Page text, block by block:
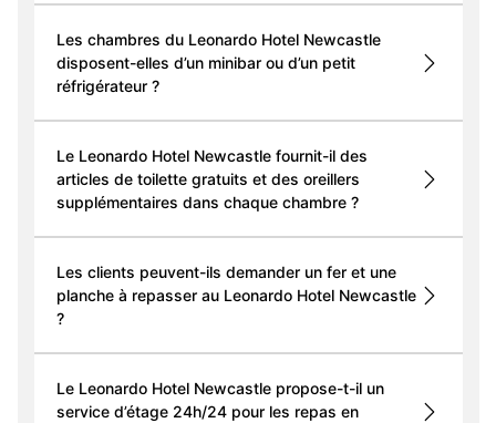
Les chambres du Leonardo Hotel Newcastle
disposent-elles d’un minibar ou d’un petit
réfrigérateur ?
Le Leonardo Hotel Newcastle fournit-il des
articles de toilette gratuits et des oreillers
supplémentaires dans chaque chambre ?
Les clients peuvent-ils demander un fer et une
planche à repasser au Leonardo Hotel Newcastle
?
Le Leonardo Hotel Newcastle propose-t-il un
service d’étage 24h/24 pour les repas en